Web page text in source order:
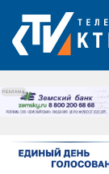
РЕКЛАМА